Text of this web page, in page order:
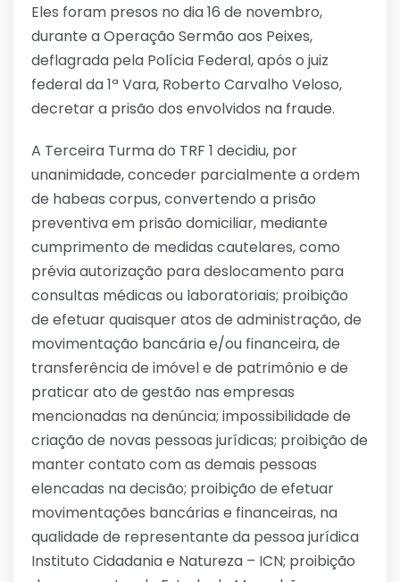
Eles foram presos no dia 16 de novembro,
durante a Operação Sermão aos Peixes,
deflagrada pela Polícia Federal, após o juiz
federal da 1ª Vara, Roberto Carvalho Veloso,
decretar a prisão dos envolvidos na fraude.
A Terceira Turma do TRF 1 decidiu, por
unanimidade, conceder parcialmente a ordem
de habeas corpus, convertendo a prisão
preventiva em prisão domiciliar, mediante
cumprimento de medidas cautelares, como
prévia autorização para deslocamento para
consultas médicas ou laboratoriais; proibição
de efetuar quaisquer atos de administração, de
movimentação bancária e/ou financeira, de
transferência de imóvel e de patrimônio e de
praticar ato de gestão nas empresas
mencionadas na denúncia; impossibilidade de
criação de novas pessoas jurídicas; proibição de
manter contato com as demais pessoas
elencadas na decisão; proibição de efetuar
movimentações bancárias e financeiras, na
qualidade de representante da pessoa jurídica
Instituto Cidadania e Natureza – ICN; proibição